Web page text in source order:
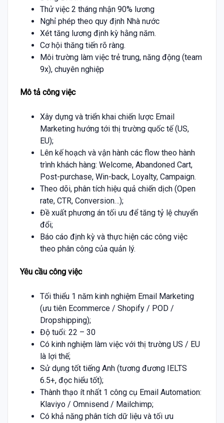
Thử việc 2 tháng nhận 90% lương
Nghỉ phép theo quy định Nhà nước
Xét tăng lương định kỳ hằng năm.
Cơ hội thăng tiến rõ ràng.
Môi trường làm việc trẻ trung, năng động (team
9x), chuyên nghiệp
Mô tả công việc
Xây dựng và triển khai chiến lược Email
Marketing hướng tới thị trường quốc tế (US,
EU);
Lên kế hoạch và vận hành các flow theo hành
trình khách hàng: Welcome, Abandoned Cart,
Post-purchase, Win-back, Loyalty, Campaign.
Theo dõi, phân tích hiệu quả chiến dịch (Open
rate, CTR, Conversion…);
Đề xuất phương án tối ưu để tăng tỷ lệ chuyển
đổi;
Báo cáo định kỳ và thực hiện các công việc
theo phân công của quản lý.
Yêu cầu công việc
Tối thiểu 1 năm kinh nghiệm Email Marketing
(ưu tiên Ecommerce / Shopify / POD /
Dropshipping);
Độ tuổi: 22 – 30
Có kinh nghiệm làm việc với thị trường US / EU
là lợi thế;
Sử dụng tốt tiếng Anh (tương đương IELTS
6.5+, đọc hiểu tốt);
Thành thạo ít nhất 1 công cụ Email Automation:
Klaviyo / Omnisend / Mailchimp;
Có khả năng phân tích dữ liệu và tối ưu